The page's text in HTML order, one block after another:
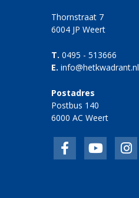
Thornstraat 7
6004 JP Weert
T. 0495 - 513666
E. info@hetkwadrant.nl
Postadres
Postbus 140
6000 AC Weert